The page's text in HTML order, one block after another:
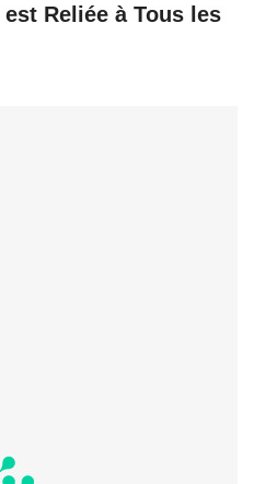
Reliée à Tous les